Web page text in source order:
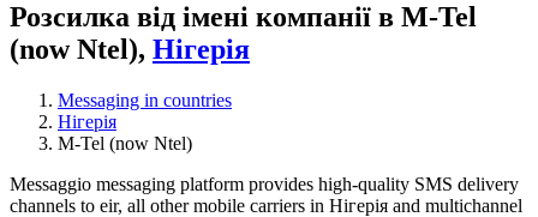
Розсилка від імені компанії в M-Tel
(now Ntel), Нігерія
Messaging in countries
Нігерія
M-Tel (now Ntel)
Messaggio messaging platform provides high-quality SMS delivery
channels to eir, all other mobile carriers in Нігерія and multichannel